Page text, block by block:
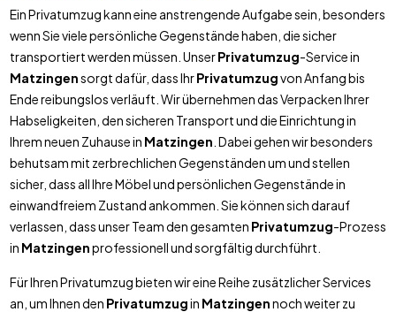
Ein Privatumzug kann eine anstrengende Aufgabe sein, besonders
wenn Sie viele persönliche Gegenstände haben, die sicher
transportiert werden müssen. UnserPrivatumzug-Service in
Matzingensorgt dafür, dass IhrPrivatumzugvon Anfang bis
Ende reibungslos verläuft. Wir übernehmen das Verpacken Ihrer
Habseligkeiten, den sicheren Transport und die Einrichtung in
Ihrem neuen Zuhause in Matzingen . Dabei gehen wir besonders
behutsam mit zerbrechlichen Gegenständen um und stellen
sicher, dass all Ihre Möbel und persönlichen Gegenstände in
einwandfreiem Zustand ankommen. Sie können sich darauf
verlassen, dass unser Team den gesamten Privatumzug-Prozess
in Matzingenprofessionell und sorgfältig durchführt.
Für Ihren Privatumzug bieten wir eine Reihe zusätzlicher Services
an, um Ihnen den Privatumzugin Matzingennoch weiter zu